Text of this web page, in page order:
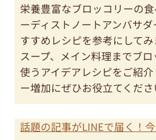
栄養豊富なブロッコリーの
ーディストノートアンバサ
すすめレシピを参考にして
スープ、メイン料理までブ
使うアイデアレシピをご紹
ー増加にぜひお役立てくださ
話題の記事がLINEで届く！